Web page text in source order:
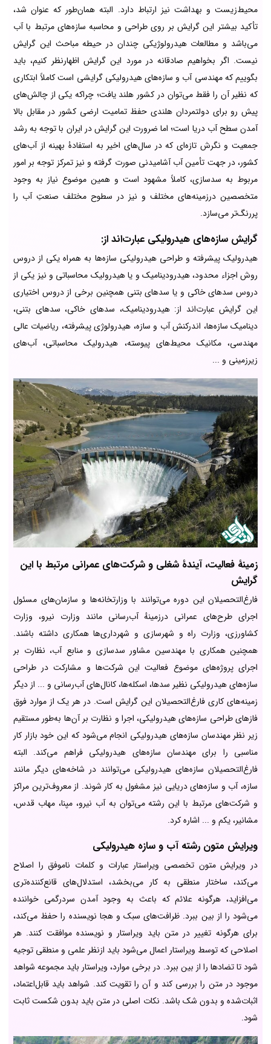
محیط‌زیست و بهداشت نیز ارتباط دارد. البته همان‌طور که عنوان شد،
تأکید بیشتر این گرایش بر روی طراحی و محاسبه سازه‌های مرتبط با آب
می‌باشد و مطالعات هیدرولوژیکی چندان در حیطه‌ مباحث این گرایش
نیست. اگر بخواهیم صادقانه در مورد این گرایش اظهارنظر کنیم، باید
بگوییم که مهندسی آب و سازه‌های هیدرولیکی گرایشی است کاملاً ابتکاری
که نظیر آن را فقط می‌توان در کشور هلند یافت؛ چراکه یکی از چالش‌های
پیش رو برای دولتمردان هلندی حفظ تمامیت ارضی کشور در مقابل بالا
آمدن سطح آب دریا است؛ اما ضرورت این گرایش در ایران با توجه به رشد
جمعیت و نگرش تازه‌ای که در سال‌های اخیر به استفادۀ بهینه از آب‌های
کشور، در جهت تأمین آب آشامیدنی صورت گرفته و نیز تمرکز توجه بر امور
مربوط به سدسازی، کاملاً مشهود است و همین موضوع نیاز به وجود
متخصصین درزمینه‌های مختلف و نیز در سطوح مختلف صنعتِ آب را
پررنگ‌تر می‌سازد.
گرایش سازه‌های هیدرولیکی عبارت‌اند از:
هیدرولیک پیشرفته و طراحی هیدرولیکی سازه‌ها به همراه یکی از دروس
روش اجزاء محدود، هیدرودینامیک و یا هیدرولیک محاسباتی و نیز یکی از
دروس سدهای خاکی و یا سدهای بتنی همچنین برخی از دروس اختیاری
این گرایش عبارت‌اند از: هیدرودینامیک، سدهای خاکی، سدهای بتنی،
دینامیک سازه‌ها، اندرکنش آب و سازه، هیدرولوژی پیشرفته، ریاضیات عالی
مهندسی، مکانیک محیط‌های پیوسته، هیدرولیک محاسباتی، آب‌های
زیرزمینی و ...
زمینۀ فعالیت، آیندۀ شغلی و شرکت‌های عمرانی مرتبط با این
گرایش
فارغ‌التحصیلان این دوره می‌توانند با وزارتخانه‌ها و سازمان‌های مسئول
اجرای طرح‌های عمرانی درزمینهٔ آب‌رسانی مانند وزارت نیرو، وزارت
کشاورزی، وزارت راه و شهرسازی و شهرداری‌ها همکاری داشته باشند.
همچنین همکاری با مهندسین مشاور سدسازی و منابع آب، نظارت بر
اجرای پروژه‌های موضوع فعالیت این شرکت‌ها و مشارکت در طراحی
سازه‌های هیدرولیکی نظیر سدها، اسکله‌ها، کانال‌های آب‌رسانی و ... از دیگر
زمینه‌های کاری فارغ‌التحصیلان این گرایش است. در هر یک از موارد فوق
فازهای طراحی سازه‌های هیدرولیکی، اجرا و نظارت بر آن‌ها به‌طور مستقیم
زیر نظر مهندسان سازه‌های هیدرولیکی انجام می‌شود که این خود بازار کار
مناسبی را برای مهندسان سازه‌های هیدرولیکی فراهم می‌کند. البته
فارغ‌التحصیلان سازه‌های هیدرولیکی می‌توانند در شاخه‌های دیگر مانند
سازه، آب و سازه‌های دریایی نیز مشغول به کار شوند. از معروف‌ترین مراکز
و شرکت‌های مرتبط با این رشته می‌توان به آب نیرو، مپنا، مهاب قدس،
مشانیر، یکم و ... اشاره کرد.
ویرایش متون رشته آب و سازه هیدرولیکی
در ویرایش متون تخصصی ویراستار عبارات و کلمات ناموفق را اصلاح
می‌کند، ساختار منطقی به کار می‌بخشد، استدلال‌های قانع‌کننده‌تری
می‌افزاید، هرگونه علائم که باعث به وجود آمدن سردرگمی خواننده
می‌شود را از بین ببرد. ظرافت‌های سبک و هجا نویسنده را حفظ می‌کند،
برای هرگونه تغییر در متن باید ویراستار و نویسنده موافقت کنند. هر
اصلاحی که توسط ویراستار اعمال می‌شود باید ازنظر علمی و منطقی توجیه
شود تا تضادها را از بین ببرد. در برخی موارد، ویراستار باید مجموعه شواهد
موجود در متن را بررسی کند و آن را تقویت کند. شواهد باید قابل‌اعتماد،
اثبات‌شده و بدون شک باشد. نکات اصلی در متن باید بدون شکست ثابت
شود.